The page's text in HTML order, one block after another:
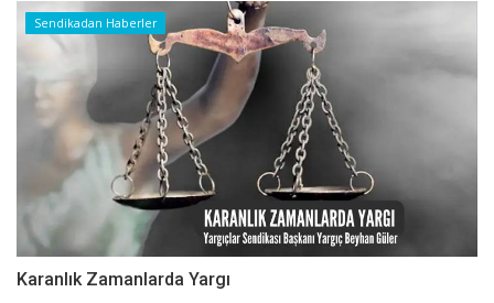
Sendikadan Haberler
Karanlık Zamanlarda Yargı